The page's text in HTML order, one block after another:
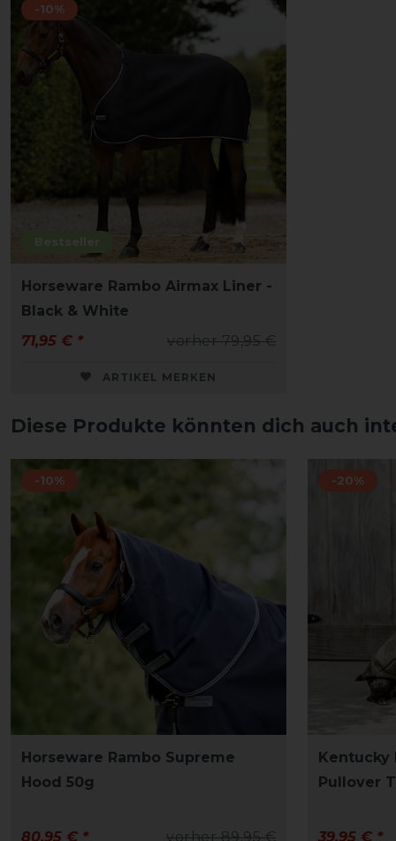
Bestseller
-10%
Horseware Rambo Airmax Liner -
Black & White
vorher 79,95 €
71,95 € *
ARTIKEL MERKEN
Diese Produkte könnten dich auch
-10%
Horseware Rambo Supreme
Hood 50g
vorher 89,95 €
80,95 € *
-20%
Kentucky
Pullover
39,95 € *